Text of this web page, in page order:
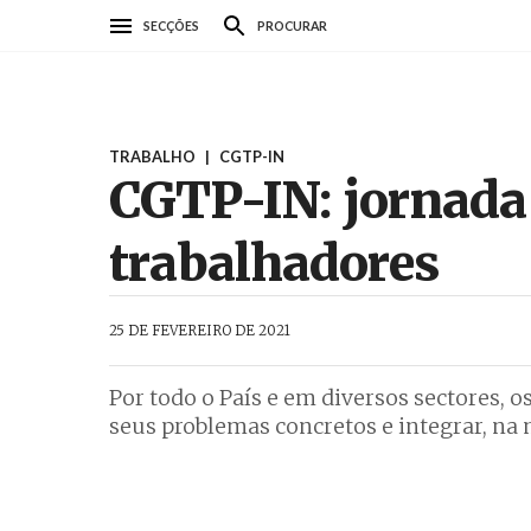
SECÇÕES PROCURAR
TRABALHO | CGTP-IN
CGTP-IN:
trabalhadores
25 DE FEVEREIRO DE 2021
Por todo o País e em diversos sectores,
seus problemas concretos e integrar, na